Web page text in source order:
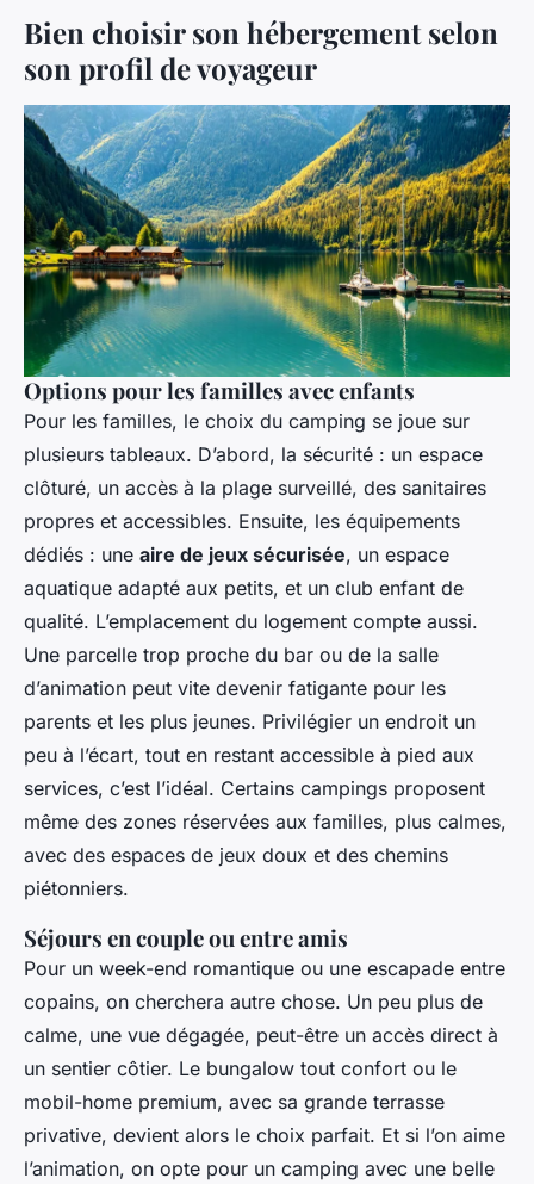
Bien choisir son hébergement selon
son profil de voyageur
Options pour les familles avec enfants
Pour les familles, le choix du camping se joue sur
plusieurs tableaux. D’abord, la sécurité : un espace
clôturé, un accès à la plage surveillé, des sanitaires
propres et accessibles. Ensuite, les équipements
dédiés : une aire de jeux sécurisée, un espace
aquatique adapté aux petits, et un club enfant de
qualité. L’emplacement du logement compte aussi.
Une parcelle trop proche du bar ou de la salle
d’animation peut vite devenir fatigante pour les
parents et les plus jeunes. Privilégier un endroit un
peu à l’écart, tout en restant accessible à pied aux
services, c’est l’idéal. Certains campings proposent
même des zones réservées aux familles, plus calmes,
avec des espaces de jeux doux et des chemins
piétonniers.
Séjours en couple ou entre amis
Pour un week-end romantique ou une escapade entre
copains, on cherchera autre chose. Un peu plus de
calme, une vue dégagée, peut-être un accès direct à
un sentier côtier. Le bungalow tout confort ou le
mobil-home premium, avec sa grande terrasse
privative, devient alors le choix parfait. Et si l’on aime
l’animation, on opte pour un camping avec une belle